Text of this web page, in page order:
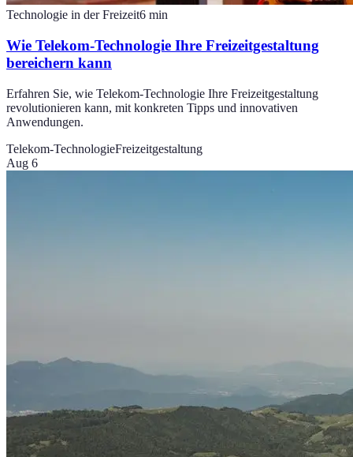
Technologie in der Freizeit6 min
Wie Telekom-Technologie Ihre Freizeitgestaltung
bereichern kann
Erfahren Sie, wie Telekom-Technologie Ihre Freizeitgestaltung
revolutionieren kann, mit konkreten Tipps und innovativen
Anwendungen.
Telekom-TechnologieFreizeitgestaltung
Aug 6